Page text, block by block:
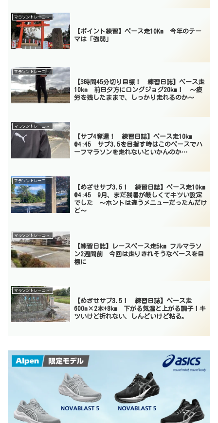
マラソントレーニング
【ポイント練習】ペース走10Km 今年のテー
マは「強弱」
マラソントレーニング
【3時間45分切り目標！ 練習日誌】ペース走
10km 前日夕方にロングジョグ20km！ 〜疲
労を残したままで、しっかり走れるのか〜
マラソントレーニング
【サブ4奪還！ 練習日誌】ペース走10km
@4:45 サブ3.5を目指す時はこのペースでハ
ーフマラソンを走れないといかんのか…
マラソントレーニング
【めざせサブ3.5！ 練習日誌】ペース走10km
@4:45 9月、まだ残暑が厳しくてキツい設定
でした 〜ホントは違うメニューだったんだけ
ど〜
マラソントレーニング
【練習日誌】レースペース走5km フルマラソ
ン2週間前 今回は走りきれそうなペースを目
標に
マラソントレーニング
【めざせサブ3.5！ 練習日誌】ペース走
600m×2本+8km 下がる気温と上がる調子！キ
ツいけど折れない、しんどいけど粘る。